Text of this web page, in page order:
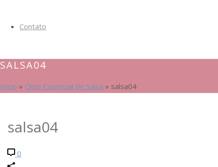
Contato
SALSA04
Início » Óleo Essencial de Salsa » salsa04
salsa04
0